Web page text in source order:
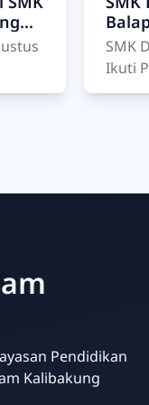
SMK
Ikuti
Pendidikan
Kalibakung